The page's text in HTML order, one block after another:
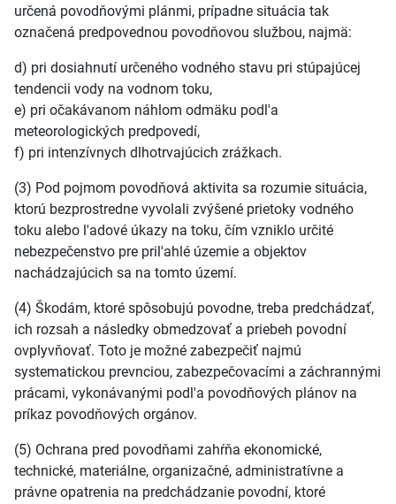
určená povodňovými plánmi, prípadne situácia tak
označená predpovednou povodňovou službou, najmä:
d) pri dosiahnutí určeného vodného stavu pri stúpajúcej
tendencii vody na vodnom toku,
e) pri očakávanom náhlom odmäku podl'a
meteorologických predpovedí,
f) pri intenzívnych dlhotrvajúcich zrážkach.
(3) Pod pojmom povodňová aktivita sa rozumie situácia,
ktorú bezprostredne vyvolali zvýšené prietoky vodného
toku alebo l'adové úkazy na toku, čím vzniklo určité
nebezpečenstvo pre pril'ahlé územie a objektov
nachádzajúcich sa na tomto území.
(4) Škodám, ktoré spôsobujú povodne, treba predchádzať,
ich rozsah a následky obmedzovať a priebeh povodní
ovplyvňovať. Toto je možné zabezpečiť najmú
systematickou prevnciou, zabezpečovacími a záchrannými
prácami, vykonávanými podl'a povodňových plánov na
príkaz povodňových orgánov.
(5) Ochrana pred povodňami zahŕňa ekonomické,
technické, materiálne, organizačné, administratívne a
právne opatrenia na predchádzanie povodní, ktoré